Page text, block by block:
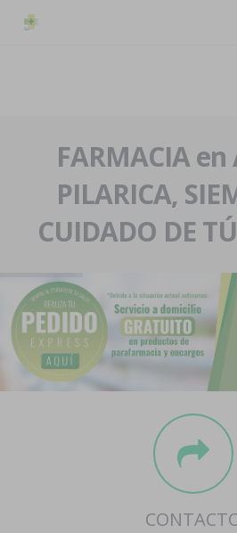
La farmacia
Nuestra historia
Nuestro equipo
Eventos
Servicios y reservas
Pedidos express
Blog
Contacto
Boletín
FARMACIA
PILARICA,
CUIDADO DE